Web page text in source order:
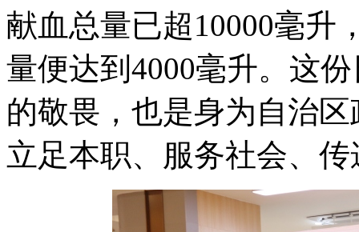
献血总量已超10000毫升
量便达到4000毫升。这
的敬畏，也是身为自治
立足本职、服务社会、